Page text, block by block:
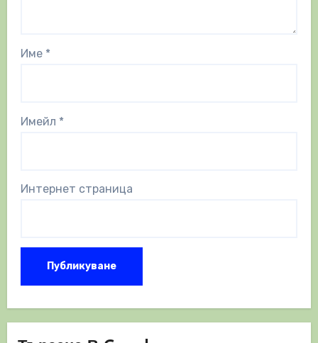
Име *
Имейл *
Интернет страница